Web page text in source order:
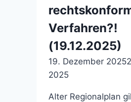
Verfahren?!
(19.12.2025)
19. Dezember 2025
2025
Alter Regionalplan